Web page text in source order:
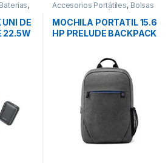
Baterías,
DE
22.5W
Accesorios Portátiles, Bolsas
Transporte Portátiles
MOCHILA PORTATIL 15.6
HP PRELUDE BACKPACK